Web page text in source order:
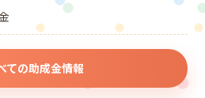
ての助成金情報